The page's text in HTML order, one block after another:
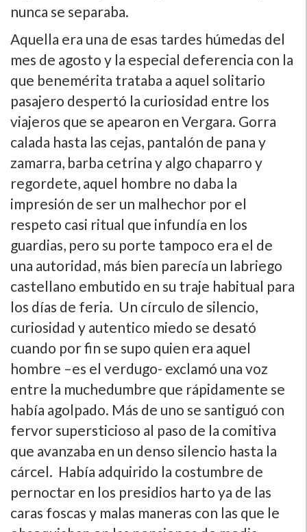
nunca se separaba.
Aquella era una de esas tardes húmedas del
mes de agosto y la especial deferencia con la
que benemérita trataba a aquel solitario
pasajero despertó la curiosidad entre los
viajeros que se apearon en Vergara. Gorra
calada hasta las cejas, pantalón de pana y
zamarra, barba cetrina y algo chaparro y
regordete, aquel hombre no daba la
impresión de ser un malhechor por el
respeto casi ritual que infundí­a en los
guardias, pero su porte tampoco era el de
una autoridad, más bien parecí­a un labriego
castellano embutido en su traje habitual para
los dí­as de feria. Un cí­rculo de silencio,
curiosidad y autentico miedo se desató
cuando por fin se supo quien era aquel
hombre –es el verdugo- exclamó una voz
entre la muchedumbre que rápidamente se
habí­a agolpado. Más de uno se santiguó con
fervor supersticioso al paso de la comitiva
que avanzaba en un denso silencio hasta la
cárcel. Habí­a adquirido la costumbre de
pernoctar en los presidios harto ya de las
caras foscas y malas maneras con las que le